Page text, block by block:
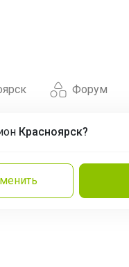
Форум
Красноярск?